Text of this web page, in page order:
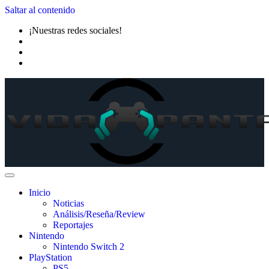
Saltar al contenido
¡Nuestras redes sociales!
Inicio
Noticias
Análisis/Reseña/Review
Reportajes
Nintendo
Nintendo Switch 2
PlayStation